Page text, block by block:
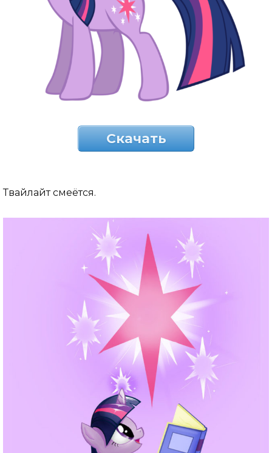
Скачать
Твайлайт смеётся.